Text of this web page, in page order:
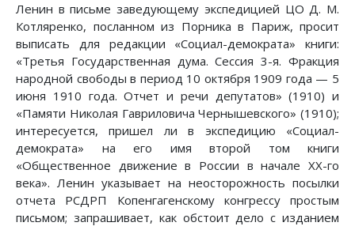
Ленин в письме заведующему экспедицией ЦО Д. М.
Котляренко, посланном из Порника в Париж, просит
выписать для редакции «Социал-демократа» книги:
«Третья Государственная дума. Сессия 3-я. Фракция
народной свободы в период 10 октября 1909 года — 5
июня 1910 года. Отчет и речи депутатов» (1910) и
«Памяти Николая Гавриловича Чернышевского» (1910);
интересуется, пришел ли в экспедицию «Социал-
демократа» на его имя второй том книги
«Общественное движение в России в начале ХХ-го
века». Ленин указывает на неосторожность посылки
отчета РСДРП Копенгагенскому конгрессу простым
письмом; запрашивает, как обстоит дело с изданием